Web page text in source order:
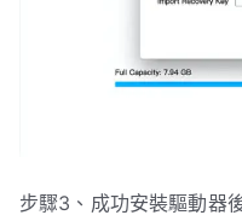
步驟3、成功安裝驅動器